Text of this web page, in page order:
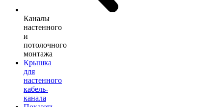
Каналы
настенного
и
потолочного
монтажа
Крышка
для
настенного
кабель-
канала